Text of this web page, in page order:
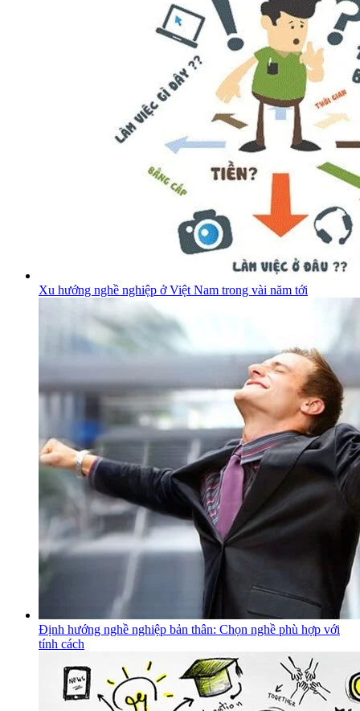
Xu hướng nghề nghiệp ở Việt Nam trong vài năm tới
Định hướng nghề nghiệp bản thân: Chọn nghề phù hợp với
tính cách